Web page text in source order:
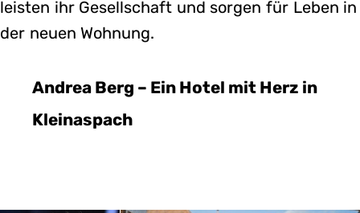
leisten ihr Gesellschaft und sorgen für Leben in
der neuen Wohnung.
Andrea Berg – Ein Hotel mit Herz in
Kleinaspach